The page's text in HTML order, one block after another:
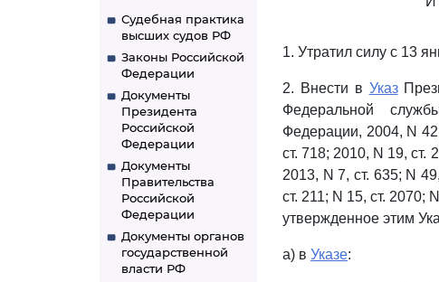
Судебная практика
высших судов РФ
Законы Российской
Федерации
Документы
Президента
Российской
Федерации
Документы
Правительства
Российской
Федерации
Документы органов
государственной
власти РФ
1. Утратил силу с 13
2. Внести в Указ
Федеральной
Федерации, 2004, N
ст. 718; 2010, N 19, ст.
2013, N 7, ст. 635; N
ст. 211; N 15, ст. 2070;
утвержденное этим
а) в Указе: